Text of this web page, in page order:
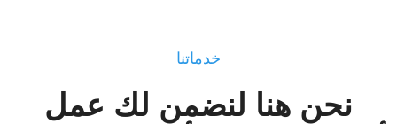
خدماتنا
نحن هنا لنضمن لك عمل